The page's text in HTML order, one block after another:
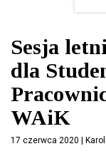
Sesja
dla
WAiK
17 czerwca 2020 |